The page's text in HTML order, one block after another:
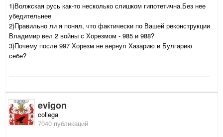
1)Волжская русь как-то несколько слишком гипотетична.Без нее
убедительнее
2)Правильно ли я понял, что фактически по Вашей реконструкции
Владимир вел 2 войны с Хорезмом - 985 и 988?
3)Почему после 997 Хорезм не вернул Хазарию и Булгарию
себе?
evigon
collega
7040 публикаций